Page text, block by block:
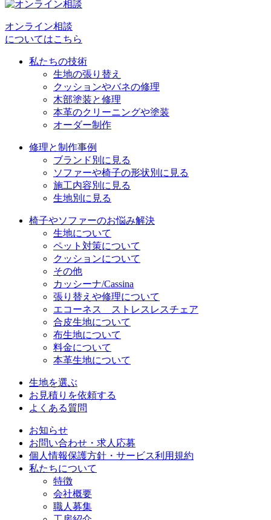
ー
シ
ョ
オンライン相談
についてはこちら
私たちの技術
生地の張り替え
クッションやバネの修理
木部塗装と修理
本革のクリーニングや塗装
オーダー制作
修理と制作事例
ブランド別に見る
ソファーや椅子の形状別に見る
施工内容別に見る
生地別に見る
椅子やソファーのお悩み解決
生地について
ペット対策について
クッションについて
その他
カッシーナ/Cassina
張り替えや修理について
エコーネス ストレスレスチェア
合皮生地について
布生地について
料金について
本革生地について
生地を選ぶ
お見積りを依頼する
よくある質問
お知らせ
お問い合わせ・求人応募
個人情報保護方針・サービス利用規約
私たちについて
特徴
会社概要
職人募集